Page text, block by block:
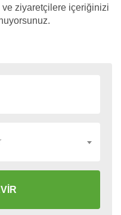
ziyaretçilere içeriğinizi